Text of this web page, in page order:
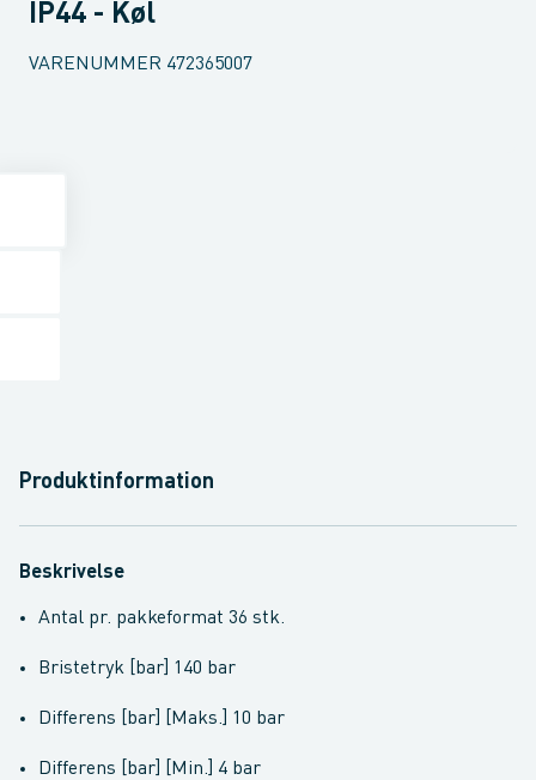
IP44 - Køl
VARENUMMER 472365007
Produktinformation
Beskrivelse
Antal pr. pakkeformat 36 stk.
Bristetryk [bar] 140 bar
Differens [bar] [Maks.] 10 bar
Differens [bar] [Min.] 4 bar